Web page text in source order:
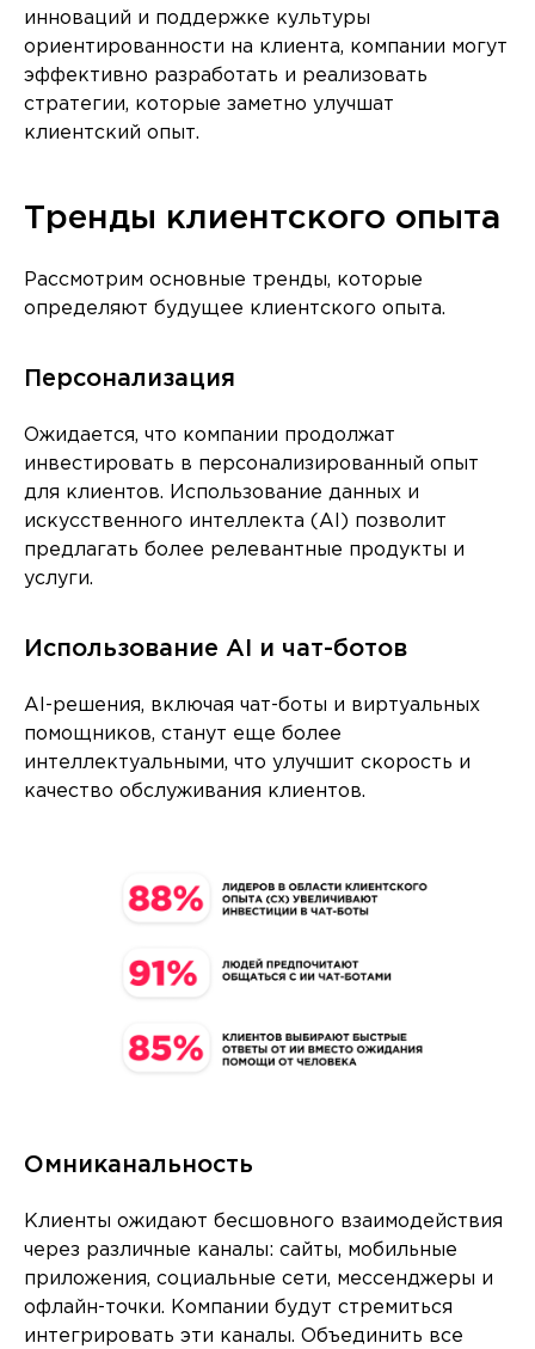
инноваций и поддержке культуры
ориентированности на клиента, компании могут
эффективно разработать и реализовать
стратегии, которые заметно улучшат
клиентский опыт.
Тренды клиентского опыта
Рассмотрим основные тренды, которые
определяют будущее клиентского опыта.
Персонализация
Ожидается, что компании продолжат
инвестировать в персонализированный опыт
для клиентов. Использование данных и
искусственного интеллекта (AI) позволит
предлагать более релевантные продукты и
услуги.
Использование AI и чат-ботов
AI-решения, включая чат-боты и виртуальных
помощников, станут еще более
интеллектуальными, что улучшит скорость и
качество обслуживания клиентов.
Омниканальность
Клиенты ожидают бесшовного взаимодействия
через различные каналы: сайты, мобильные
приложения, социальные сети, мессенджеры и
офлайн-точки. Компании будут стремиться
интегрировать эти каналы. Объединить все